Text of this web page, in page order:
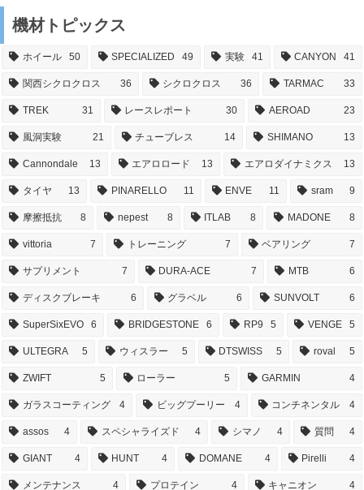
機材トピックス
ホイール 50 SPECIALIZED 49 実験 41 CANYON 41
関西シクロクロス 36 シクロクロス 36 TARMAC 33
TREK 31 レースレポート 30 AEROAD 23
風洞実験 21 チューブレス 14 SHIMANO 13
Cannondale 13 エアロロード 13 エアロダイナミクス 13
タイヤ 13 PINARELLO 11 ENVE 11 sram 9
摩擦抵抗 8 nepest 8 ITLAB 8 MADONE 8
vittoria 7 トレーニング 7 ベアリング 7
サプリメント 7 DURA-ACE 7 MTB 6
ディスクブレーキ 6 グラベル 6 SUNVOLT 6
SuperSixEVO 6 BRIDGESTONE 6 RP9 5 VENGE 5
ULTEGRA 5 ウィスラー 5 DTSWISS 5 roval 5
ZWIFT 5 ローラー 5 GARMIN 4
ガラスコーティング 4 ビッグプーリー 4 コンチネンタル 4
assos 4 スペシャライズド 4 シマノ 4 質問 4
GIANT 4 HUNT 4 DOMANE 4 Pirelli 4
メンテナンス 4 プロテイン 4 キャニオン 4